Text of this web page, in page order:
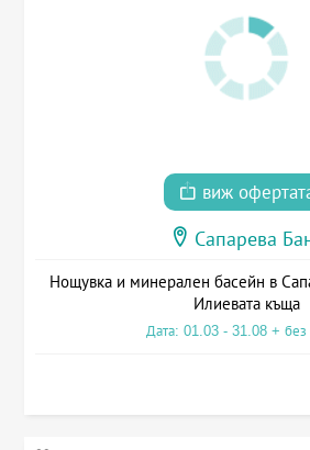
виж
Сапарева
Нощувка и минерален басейн в
Илиевата къща
Дата: 01.03 - 31.08 + без